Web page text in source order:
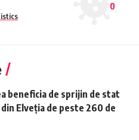
0
beneficia de sprijin de stat
Elveţia de peste 260 de